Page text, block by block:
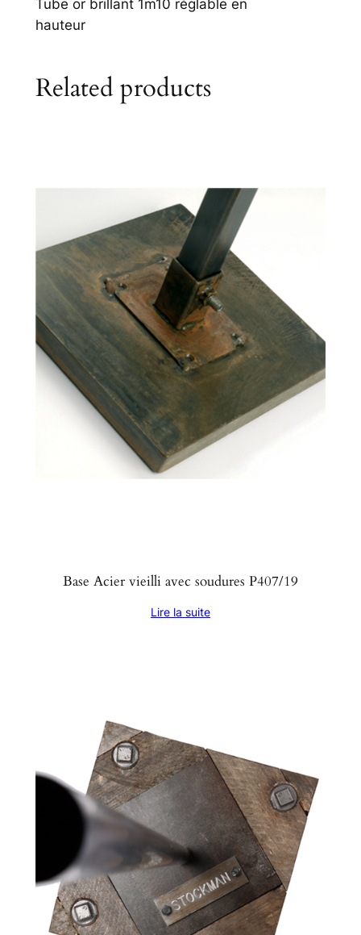
Tube or brillant 1m10 réglable en
hauteur
Related products
Base Acier vieilli avec soudures P407/19
Lire la suite